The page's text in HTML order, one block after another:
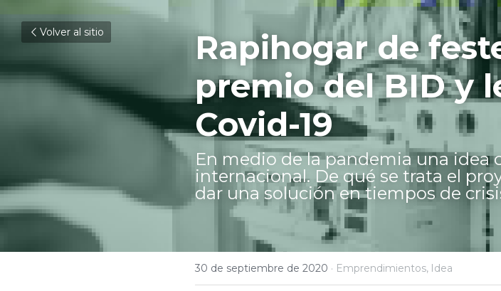
Volver al sitio
Rapihogar de
premio del BID y
Covid-19
En medio de la pandemia una idea
internacional. De qué se trata el
dar una solución en tiempos de
30 de septiembre de 2020 · Emprendimientos, Idea